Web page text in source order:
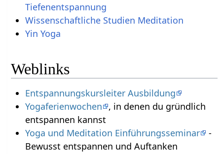
Tiefenentspannung
Wissenschaftliche Studien Meditation
Yin Yoga
Weblinks
Entspannungskursleiter Ausbildung
Yogaferienwochen
, in denen du gründlich
entspannen kannst
Yoga und Meditation Einführungsseminar
-
Bewusst entspannen und Auftanken